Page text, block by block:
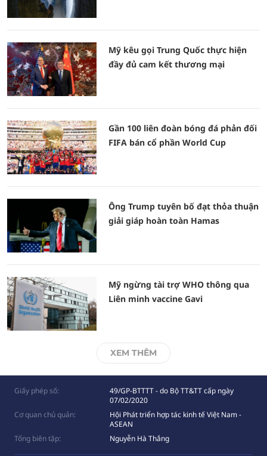
Mỹ kêu gọi Trung Quốc thực hiện
đầy đủ cam kết thương mại
Gần 100 liên đoàn bóng đá phản đối
FIFA bán cổ phần World Cup
Ông Trump tuyên bố đạt thỏa thuận
giải giáp hoàn toàn Hamas
Mỹ ngừng tài trợ WHO thông qua
Liên minh vaccine Gavi
XEM THÊM
Giấy phép số:
49/GP-BTTTT - do Bộ TT&TT cấp ngày
07/02/2020
Cơ quan chủ quản:
Hội Phát triển hợp tác kinh tế Việt Nam -
ASEAN
Tổng biên tập:
Nguyễn Hà Thắng